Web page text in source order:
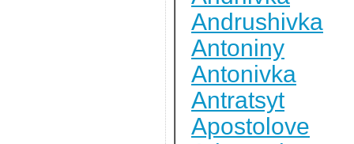
Andrushivka
Antoniny
Antonivka
Antratsyt
Apostolove